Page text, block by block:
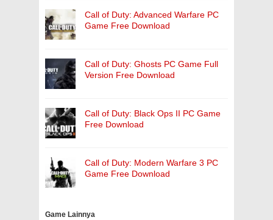
Call of Duty: Advanced Warfare PC
Game Free Download
Call of Duty: Ghosts PC Game Full
Version Free Download
Call of Duty: Black Ops II PC Game
Free Download
Call of Duty: Modern Warfare 3 PC
Game Free Download
Game Lainnya